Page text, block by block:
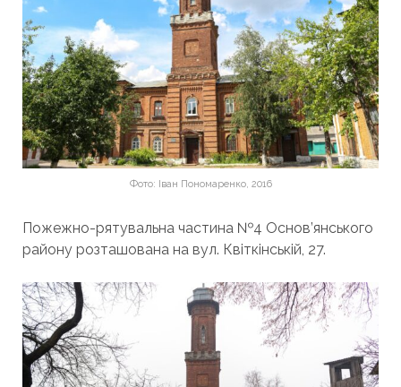
Фото: Іван Пономаренко, 2016
Пожежно-рятувальна частина №4 Основ’янського
району розташована на вул. Квіткінській, 27.